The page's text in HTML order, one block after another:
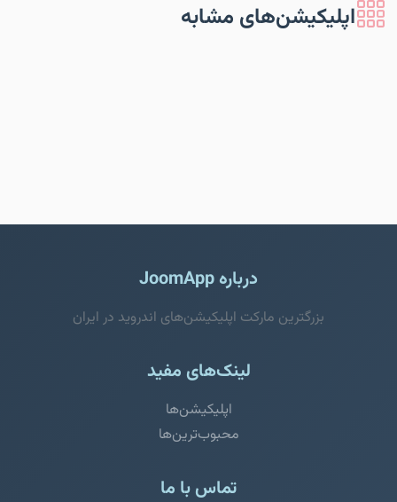
اپلیکیشن‌های مشابه
درباره JoomApp
بزرگترین مارکت اپلیکیشن‌های اندروید در ایران
لینک‌های مفید
اپلیکیشن‌ها
محبوب‌ترین‌ها
تماس با ما